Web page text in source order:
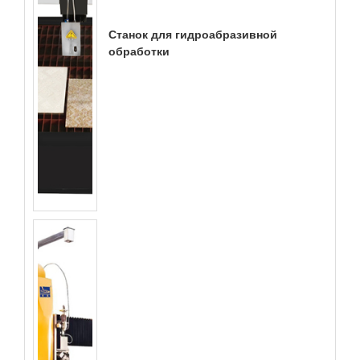
Станок для гидроабразивной
обработки